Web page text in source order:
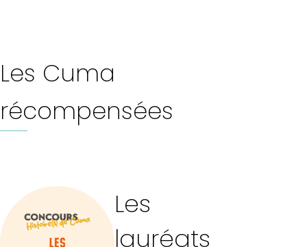
Les Cuma
récompensées
Les
lauréats